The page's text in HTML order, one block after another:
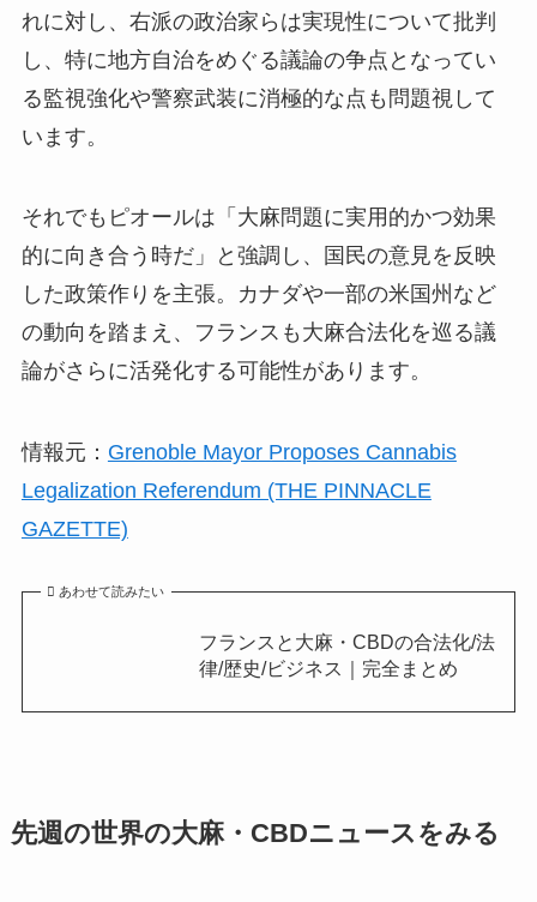
れに対し、右派の政治家らは実現性について批判
し、特に地方自治をめぐる議論の争点となってい
る監視強化や警察武装に消極的な点も問題視して
います。
それでもピオールは「大麻問題に実用的かつ効果
的に向き合う時だ」と強調し、国民の意見を反映
した政策作りを主張。カナダや一部の米国州など
の動向を踏まえ、フランスも大麻合法化を巡る議
論がさらに活発化する可能性があります。
情報元： Grenoble Mayor Proposes Cannabis
Legalization Referendum (THE PINNACLE
GAZETTE)
あわせて読みたい
フランスと大麻・CBDの合法化/法
律/歴史/ビジネス｜完全まとめ
先週の世界の大麻・CBDニュースをみる